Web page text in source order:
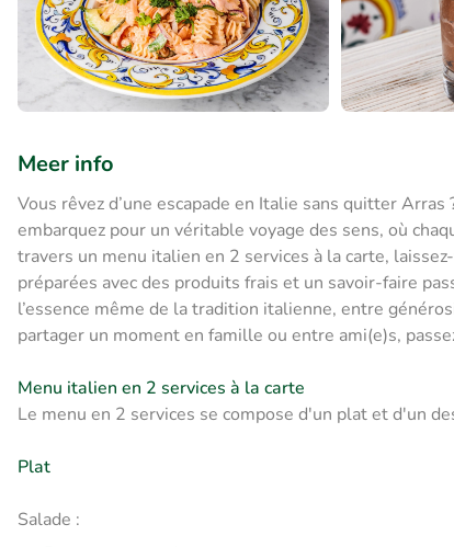
Meer info
Vous rêvez d’une escapade en Italie sans quitter
embarquez pour un véritable voyage des sens, où
travers un menu italien en 2 services à la carte,
préparées avec des produits frais et un savoir-faire
l’essence même de la tradition italienne, entre
partager un moment en famille ou entre ami(e)s,
Menu italien en 2 services à la carte
Le menu en 2 services se compose d'un plat et d'un
Plat
Salade :